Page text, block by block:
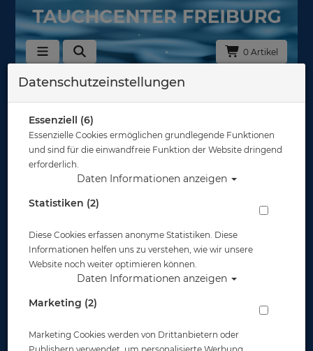
0 Artikel
Zurück
Datenschutzeinstellungen
Essenziell (6)
Essenzielle Cookies ermöglichen grundlegende Funktionen
und sind für die einwandfreie Funktion der Website dringend
erforderlich.
Daten Informationen anzeigen
Statistiken (2)
Diese Cookies erfassen anonyme Statistiken. Diese
Informationen helfen uns zu verstehen, wie wir unsere
Website noch weiter optimieren können.
Daten Informationen anzeigen
Marketing (2)
Marketing Cookies werden von Drittanbietern oder